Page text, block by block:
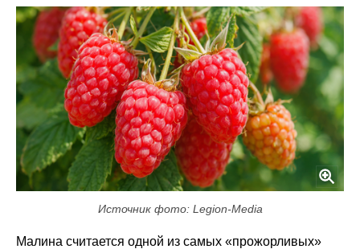
Источник фото: Legion-Media
Малина считается одной из самых «прожорливых»